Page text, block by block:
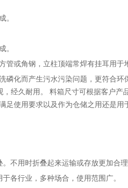
。
。
或角钢，立柱顶端常焊有挂耳用于
化而产生污水污染问题，更符合环
经久耐用。 料箱尺寸可根据客户产
足使用要求以及作为仓储之用还是用
不用时折叠起来运输或存放更加合理
各行业，多种场合，使用范围广。